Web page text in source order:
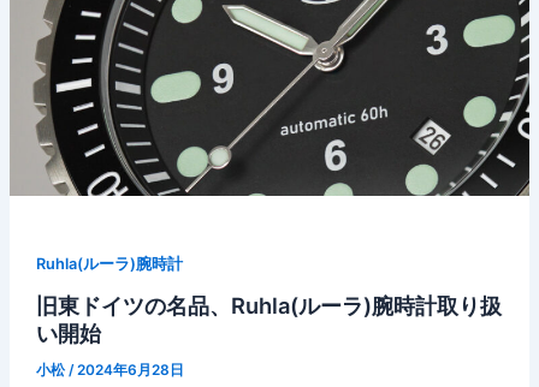
Ruhla(ルーラ)腕時計
旧東ドイツの名品、Ruhla(ルーラ)腕時計取り扱
い開始
小松 /2024年6月28日